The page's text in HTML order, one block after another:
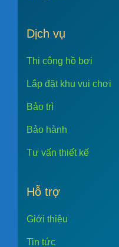
Dịch vụ
Thi công hồ bơi
Lắp đặt khu vui chơi
Bảo trì
Bảo hành
Tư vấn thiết kế
Hỗ trợ
Giới thiệu
Tin tức